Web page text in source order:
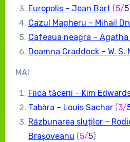
Europolis – Jean Bart (5/5
Cazul Magheru – Mihail
Cafeaua neagra –
Doamna Craddock – W. S.
MAI
Fiica tăcerii – Kim
Tabăra – Louis Sachar (3/
Răzbunarea sluților –
Brașoveanu (5/5)